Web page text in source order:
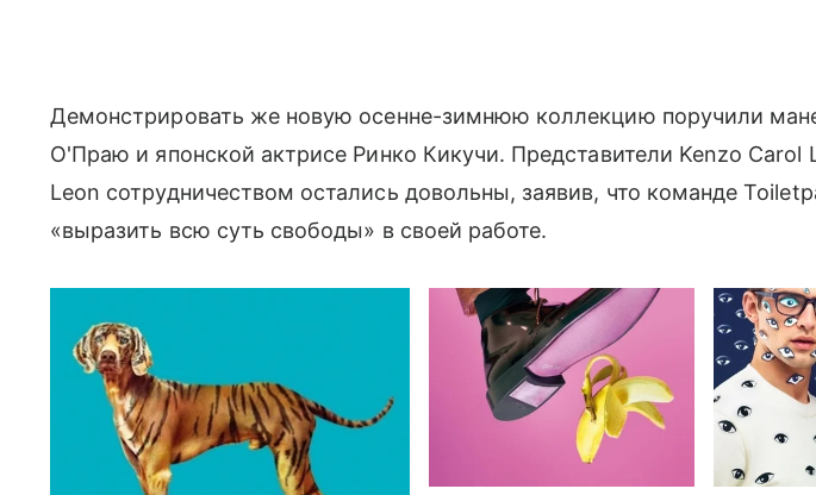
Демонстрировать же новую осенне-зимнюю коллекцию поручили
О'Праю и японской актрисе Ринко Кикучи. Представители Kenzo Carol
Leon сотрудничеством остались довольны, заявив, что команде
«выразить всю суть свободы» в своей работе.